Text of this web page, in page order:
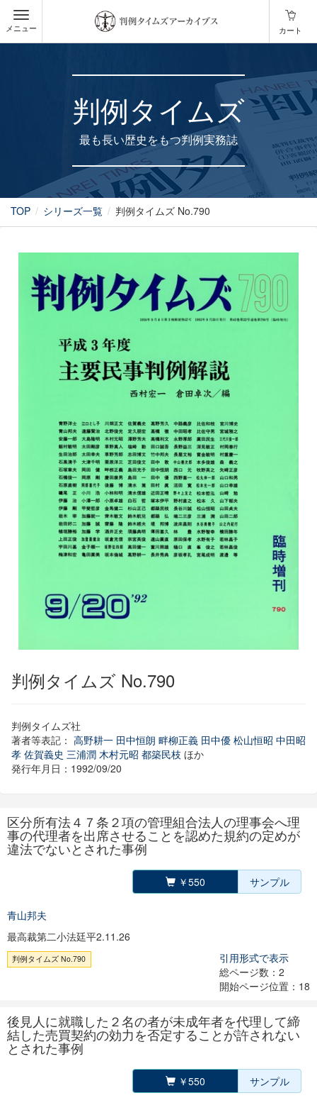
メニュー カート
判例タイムズ
最も長い歴史をもつ判例実務誌
TOP シリーズ一覧 判例タイムズ No.790
判例タイムズ No.790
判例タイムズ社
著者等表記： 高野耕一 田中恒朗 畔柳正義 田中優 松山恒昭 中田昭
孝 佐賀義史 三浦潤 木村元昭 都築民枝 ほか
発行年月日：1992/09/20
区分所有法４７条２項の管理組合法人の理事会へ理
事の代理者を出席させることを認めた規約の定めが
違法でないとされた事例
￥550 サンプル
青山邦夫
最高裁第二小法廷平2.11.26
判例タイムズ No.790
引用形式で表示
総ページ数：2
開始ページ位置：18
後見人に就職した２名の者が未成年者を代理して締
結した売買契約の効力を否定することが許されない
とされた事例
￥550 サンプル